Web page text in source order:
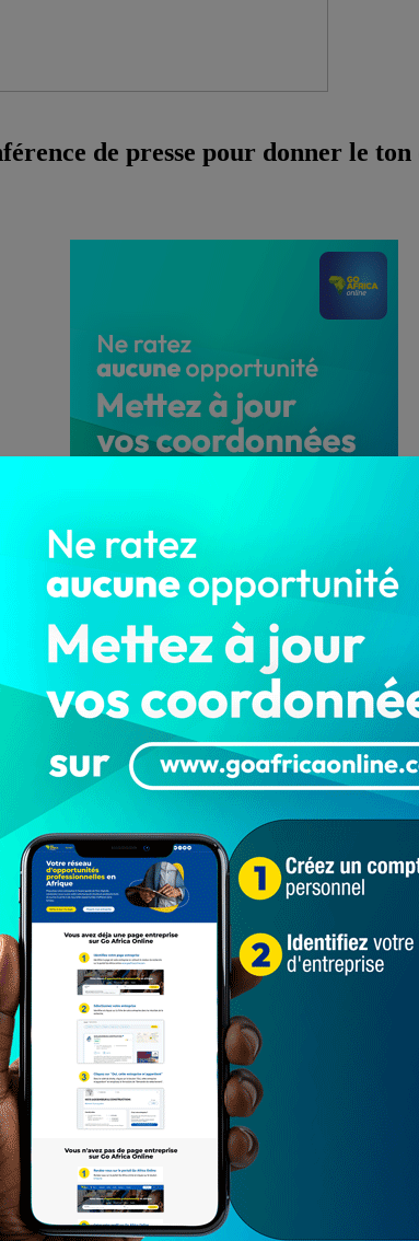
de presse pour donner le ton
15 h GMT à une conférence de presse. Cette occasion
le ton de la 29 ème édition.